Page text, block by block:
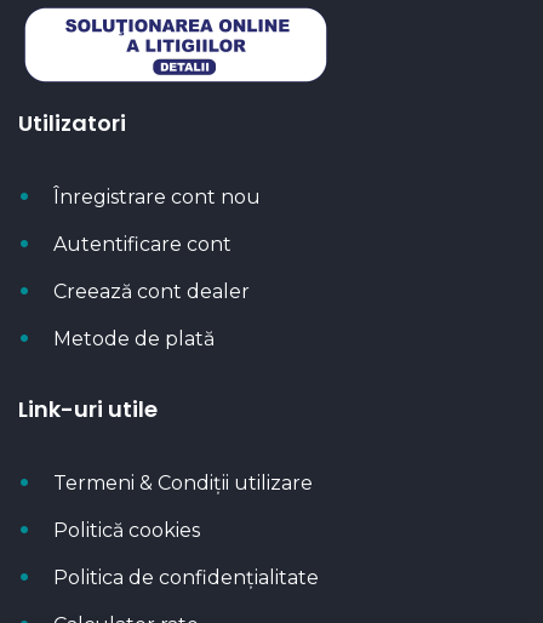
Utilizatori
Înregistrare cont nou
Autentificare cont
Creează cont dealer
Metode de plată
Link-uri utile
Termeni & Condiții utilizare
Politică cookies
Politica de confidențialitate